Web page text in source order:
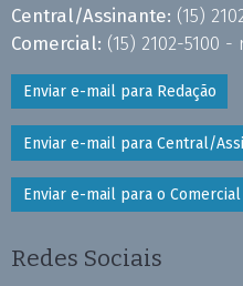
Central/Assinante: (15)
Comercial: (15) 2102-5100
Enviar e-mail para Redação
Enviar e-mail para Central/
Enviar e-mail para o Comercial
Redes Sociais